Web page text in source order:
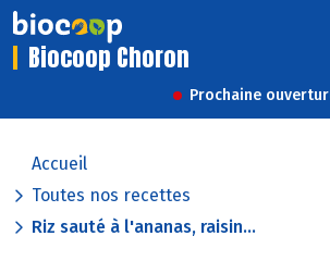
Biocoop Choron
Prochaine
Accueil
Toutes nos recettes
Riz sauté à l'ananas, raisin...